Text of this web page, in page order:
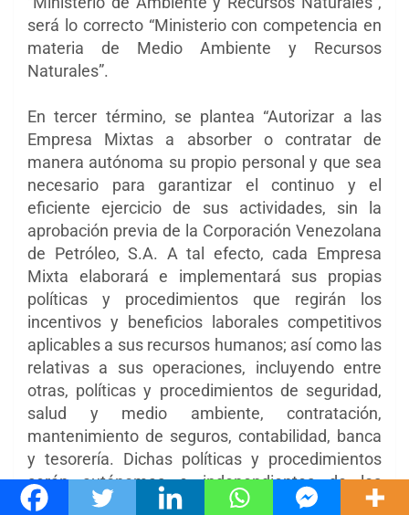
será lo correcto “Ministerio con competencia en
materia de Medio Ambiente y Recursos
Naturales”.
En tercer término, se plantea “Autorizar a las
Empresa Mixtas a absorber o contratar de
manera autónoma su propio personal y que sea
necesario para garantizar el continuo y el
eficiente ejercicio de sus actividades, sin la
aprobación previa de la Corporación Venezolana
de Petróleo, S.A. A tal efecto, cada Empresa
Mixta elaborará e implementará sus propias
políticas y procedimientos que regirán los
incentivos y beneficios laborales competitivos
aplicables a sus recursos humanos; así como las
relativas a sus operaciones, incluyendo entre
otras, políticas y procedimientos de seguridad,
salud y medio ambiente, contratación,
mantenimiento de seguros, contabilidad, banca
y tesorería. Dichas políticas y procedimientos
serán autónomas e independientes de los
lineamientos internos de cada socio, pero